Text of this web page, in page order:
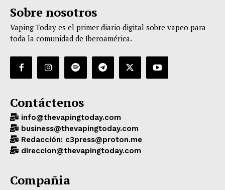
Sobre nosotros
Vaping Today es el primer diario digital sobre vapeo para
toda la comunidad de Iberoamérica.
Contáctenos
info@thevapingtoday.com
business@thevapingtoday.com
Redacción: c3press@proton.me
direccion@thevapingtoday.com
Compañia